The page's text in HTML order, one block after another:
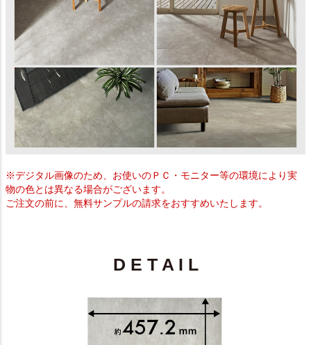
※デジタル画像のため、お使いのＰＣ・モニター等の環境により実
物の色とは異なる場合がございます。
ご注文の前に、無料サンプルの請求をおすすめいたします。
D E T A I L